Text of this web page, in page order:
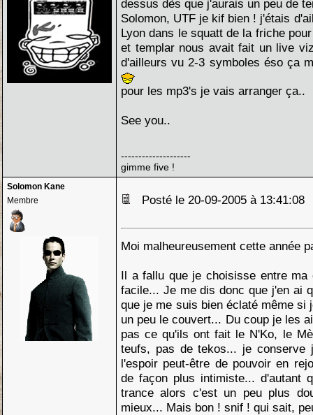
dessus dès que j'aurais un peu de
Solomon, UTF je kif bien ! j'étais
Lyon dans le squatt de la friche
et templar nous avait fait un live
d'ailleurs vu 2-3 symboles éso ça
pour les mp3's je vais arranger ça..
See you..
--------------------
gimme five !
Solomon Kane
Membre
Posté le 20-09-2005 à
Moi malheureusement cette année
Il a fallu que je choisisse entre
facile... Je me dis donc que j'en ai
que je me suis bien éclaté même si
un peu le couvert... Du coup je les
pas ce qu'ils ont fait le N'Ko, le
teufs, pas de tekos... je conserve
l'espoir peut-être de pouvoir en
de façon plus intimiste... d'autant
trance alors c'est un peu plus
mieux... Mais bon ! snif ! qui sait,